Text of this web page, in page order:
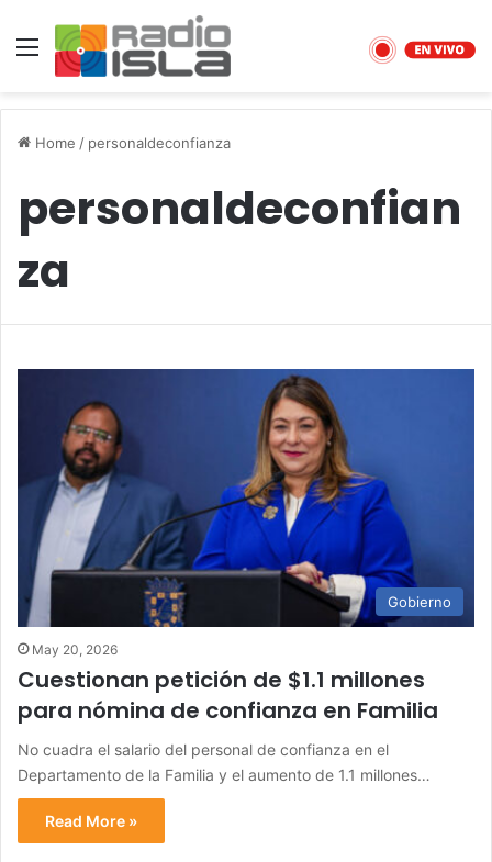
Menu
Home / personaldeconfianza
personaldeconfian
za
Gobierno
May 20, 2026
Cuestionan petición de $1.1 millones
para nómina de confianza en Familia
No cuadra el salario del personal de confianza en el
Departamento de la Familia y el aumento de 1.1 millones…
Read More »